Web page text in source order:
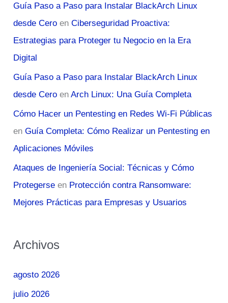
Guía Paso a Paso para Instalar BlackArch Linux
desde Cero enCiberseguridad Proactiva:
Estrategias para Proteger tu Negocio en la Era
Digital
Guía Paso a Paso para Instalar BlackArch Linux
desde Cero enArch Linux: Una Guía Completa
Cómo Hacer un Pentesting en Redes Wi-Fi Públicas
enGuía Completa: Cómo Realizar un Pentesting en
Aplicaciones Móviles
Ataques de Ingeniería Social: Técnicas y Cómo
Protegerse en Protección contra Ransomware:
Mejores Prácticas para Empresas y Usuarios
Archivos
agosto 2026
julio 2026